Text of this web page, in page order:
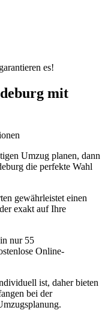
es!
mit
Umzug planen, dann
die perfekte Wahl
gewährleistet einen
exakt auf Ihre
nur 55
Online-
ist, daher bieten
bei der